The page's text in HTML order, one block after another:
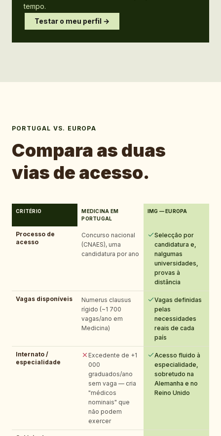
tempo.
Testar o meu perfil →
PORTUGAL VS. EUROPA
Compara as duas
vias de acesso.
CRITÉRIO
MEDICINA EM
PORTUGAL
IMG — EUROPA
Processo de
acesso
Concurso nacional
(CNAES), uma
candidatura por ano
Selecção por
candidatura e,
nalgumas
universidades,
provas à
distância
Vagas disponíveis
Numerus clausus
rígido (~1 700
vagas/ano em
Medicina)
Vagas definidas
pelas
necessidades
reais de cada
país
Internato /
especialidade
Excedente de +1
000
graduados/ano
sem vaga — cria
"médicos
nominais" que
não podem
exercer
Acesso fluido à
especialidade,
sobretudo na
Alemanha e no
Reino Unido